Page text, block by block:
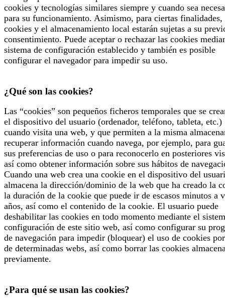
cookies y tecnologías similares siempre y cuando sea
para su funcionamiento. Asimismo, para ciertas finalidades,
cookies y el almacenamiento local estarán sujetas a su
consentimiento. Puede aceptar o rechazar las cookies
sistema de configuración establecido y también es posible
configurar el navegador para impedir su uso.
¿Qué son las cookies?
Las “cookies” son pequeños ficheros temporales que se
el dispositivo del usuario (ordenador, teléfono, tableta, etc.)
cuando visita una web, y que permiten a la misma
recuperar información cuando navega, por ejemplo, para
sus preferencias de uso o para reconocerlo en posteriores
así como obtener información sobre sus hábitos de
Cuando una web crea una cookie en el dispositivo del
almacena la dirección/dominio de la web que ha creado la
la duración de la cookie que puede ir de escasos minutos a
años, así como el contenido de la cookie. El usuario puede
deshabilitar las cookies en todo momento mediante el
configuración de este sitio web, así como configurar su
de navegación para impedir (bloquear) el uso de cookies
de determinadas webs, así como borrar las cookies
previamente.
¿Para qué se usan las cookies?